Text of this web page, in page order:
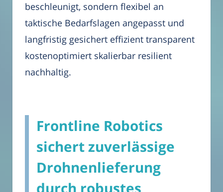
beschleunigt, sondern flexibel an
taktische Bedarfslagen angepasst und
langfristig gesichert effizient transparent
kostenoptimiert skalierbar resilient
nachhaltig.
Frontline Robotics
sichert zuverlässige
Drohnenlieferung
durch robustes